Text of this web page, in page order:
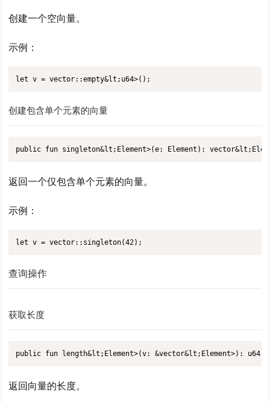
创建一个空向量。
示例：
let v = vector::empty&lt;u64>();
创建包含单个元素的向量
public fun singleton&lt;Element>(e: Element):
返回一个仅包含单个元素的向量。
示例：
let v = vector::singleton(42);
查询操作
获取长度
public fun length&lt;Element>(v: &vector&lt;Element>): u64
返回向量的长度。